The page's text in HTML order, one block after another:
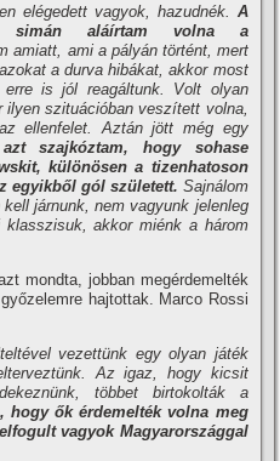
elégedett vagyok, hazudnék. A
simán aláírtam volna a
amiatt, ami a pályán történt, mert
a durva hibákat, akkor most
is jól reagáltunk. Volt olyan
szituációban veszített volna,
ellenfelet. Aztán jött még egy
szajkóztam, hogy sohase
különösen a tizenhatoson
egyikből gól született. Sajnálom
járnunk, nem vagyunk jelenleg
akkor miénk a három
mondta, jobban megérdemelték
hajtottak. Marco Rossi
vezettünk egy olyan játék
Az igaz, hogy kicsit
többet birtokolták a
hogy ők érdemelték volna meg
vagyok Magyarországgal